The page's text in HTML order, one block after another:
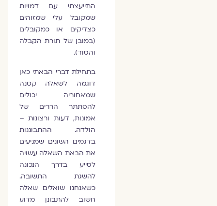
התייעצתי עם דמויות
שמקובל עלי שמזוהים
כצדיקים או כמקובלים
(במובן של תורת הקבלה
והסוד).
בתחילת דברי הבאתי כאן
דוגמה לשאלה קטנה
שמאחוריה יכולים
להסתתר הררים של
אמונות, דעות ורצונות –
הולדה. ההתבוננות
בדגמים השונים שמניעים
את הבאת השאלה עשויה
לסייע בדרך הנכונה
להשגת התשובה.
כשאנחנו שואלים שאלה
חשוב להתבונן מדוע